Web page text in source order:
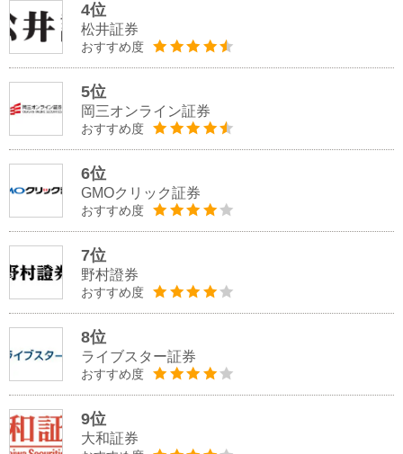
4位
松井証券
おすすめ度
5位
岡三オンライン証券
おすすめ度
6位
GMOクリック証券
おすすめ度
7位
野村證券
おすすめ度
8位
ライブスター証券
おすすめ度
9位
大和証券